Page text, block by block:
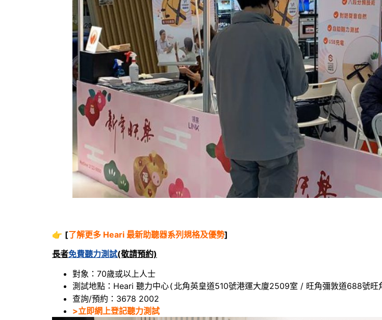
👉 [了解更多 Heari 最新助聽器系列規格及優勢]
長者免費聽力測試(敬請預約)
對象：70歲或以上人士
測試地點：Heari 聽力中心( 北角英皇道510號港運大廈2509室 / 旺角彌敦道688號旺
查詢/預約：3678 2002
>立即網上登記聽力測試